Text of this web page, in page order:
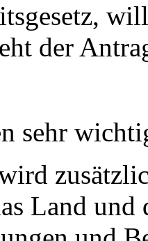
der
sehr
Land und